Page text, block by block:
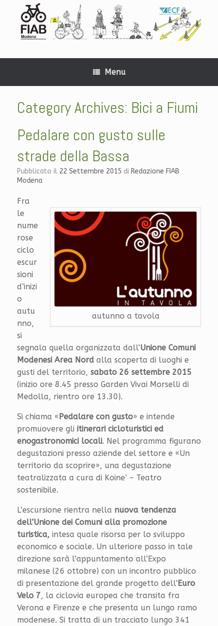
Menu
Category Archives: Bici a Fiumi
Pedalare con gusto sulle
strade della Bassa
Pubblicato il 22 Settembre 2015 di Redazione FIAB
Modena
autunno a tavola
Fra
le
nume
rose
ciclo
escur
sioni
d’inizi
o
autu
nno,
si
segnala quella organizzata dall’Unione Comuni
Modenesi Area Nord alla scoperta di luoghi e
gusti del territorio, sabato 26 settembre 2015
(inizio ore 8.45 presso Garden Vivai Morselli di
Medolla, rientro ore 13.30).
Si chiama «Pedalare con gusto» e intende
promuovere gli itinerari cicloturistici ed
enogastronomici locali. Nel programma figurano
degustazioni presso aziende del settore e «Un
territorio da scoprire», una degustazione
teatralizzata a cura di Koine’ – Teatro
sostenibile.
L’escursione rientra nella nuova tendenza
dell’Unione dei Comuni alla promozione
turistica, intesa quale risorsa per lo sviluppo
economico e sociale. Un ulteriore passo in tale
direzione sarà l’appuntamento all’Expo
milanese (26 ottobre) con un incontro pubblico
di presentazione del grande progetto dell’Euro
Velo 7, la ciclovia europea che transita fra
Verona e Firenze e che presenta un lungo ramo
modenese. Si tratta di un tracciato lungo 341